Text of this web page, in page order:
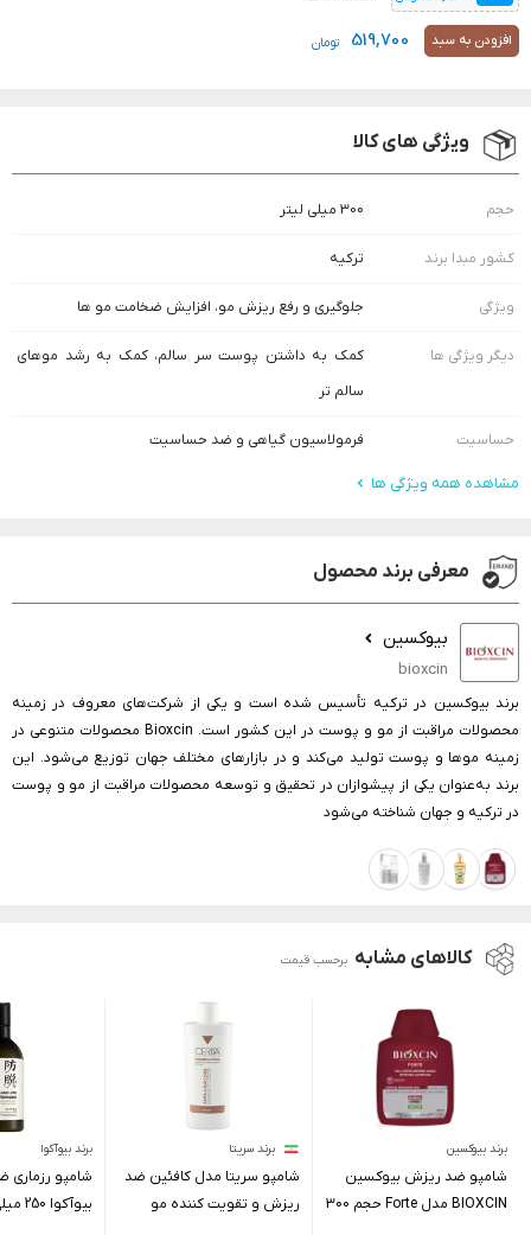
افزودن به سبد تومان 519,700
ویژگی های کالا
حجم 300 میلی لیتر
کشور مبدا برند ترکیه
ویژگی جلوگیری و رفع ریزش مو، افزایش ضخامت مو ها
دیگر ویژگی ها
کمک به داشتن پوست سر سالم، کمک به رشد موهای
سالم تر
حساسیت فرمولاسیون گیاهی و ضد حساسیت
مشاهده همه ویژگی ها
معرفی برند محصول
بیوکسین
bioxcin
برند بیوکسین در ترکیه تأسیس شده است و یکی از شرکت‌های معروف در زمینه
محصولات مراقبت از مو و پوست در این کشور است. Bioxcin محصولات متنوعی در
زمینه موها و پوست تولید می‌کند و در بازارهای مختلف جهان توزیع می‌شود. این
برند به‌عنوان یکی از پیشوازان در تحقیق و توسعه محصولات مراقبت از مو و پوست
در ترکیه و جهان شناخته می‌شود
کالاهای مشابه برحسب قیمت
برند بیوکسین
شامپو ضد ریزش بیوکسین
BIOXCIN مدل Forte حجم 300
برند سریتا
شامپو سریتا مدل کافئین ضد
ریزش و تقویت کننده مو
برند بیوآکوا
شامپو
بیوآکوا 250 میلی لیتر